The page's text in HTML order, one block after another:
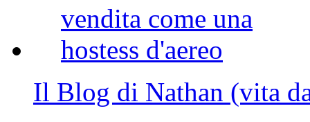
Il Blog di Nathan (vita